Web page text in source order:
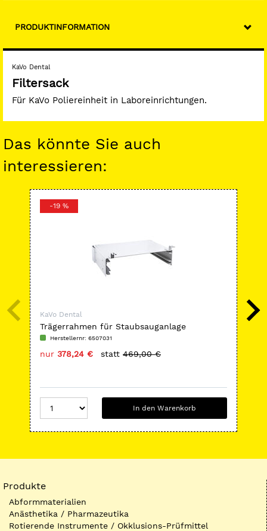
PRODUKTINFORMATION
KaVo Dental
Filtersack
Für KaVo Poliereinheit in Laboreinrichtungen.
Das könnte Sie auch
interessieren:
-19 %
KaVo Dental
Trägerrahmen für Staubsauganlage
Herstellernr: 6507031
nur 378,24 € statt 469,00 €
In den Warenkorb
Produkte
Abformmaterialien
Anästhetika / Pharmazeutika
Rotierende Instrumente / Okklusions-Prüfmittel